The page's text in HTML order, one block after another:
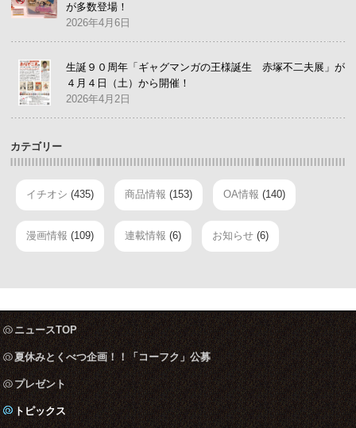
が多数登場！
2026年4月6日
生誕９０周年「ギャグマンガの王様誕生 赤塚不二夫展」が
４月４日（土）から開催！
2026年4月2日
カテゴリー
イチオシ (435) 商品情報 (153) OA情報 (140)
漫画情報 (109) 連載情報 (6) お知らせ (6)
ニュースTOP
夏休みとくべつ企画！！「コーフク」公募
プレゼント
トピックス